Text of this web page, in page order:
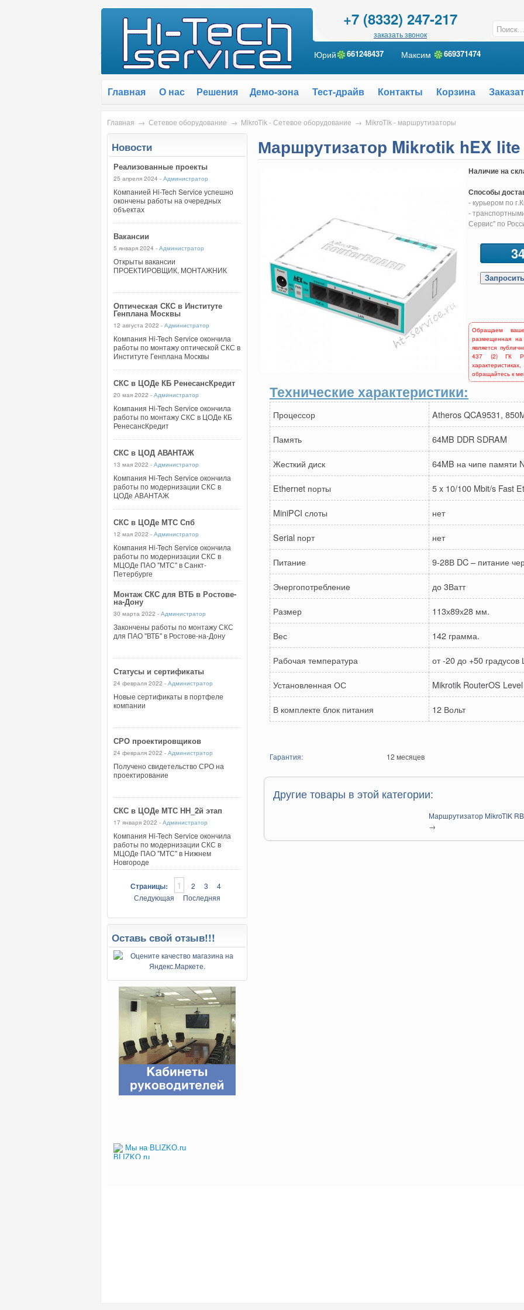
+7 (8332) 247-217
заказать звонок
Юрий 661248437 Максим 669371474
Главная О нас Решения Демо-зона Тест-драйв Контакты Корзина
Главная → Сетевое оборудование → MikroTik - Сетевое оборудование → MikroTik - маршрутизаторы
Новости
Реализованные проекты
25 апреля 2024 - Администратор
Компанией Hi-Tech Service успешно
окончены работы на очередных
объектах
Вакансии
5 января 2024 - Администратор
Открыты вакансии
ПРОЕКТИРОВЩИК, МОНТАЖНИК
Оптическая СКС в Институте
Генплана Москвы
12 августа 2022 - Администратор
Компания Hi-Tech Service окончила
работы по монтажу оптической СКС в
Институте Генплана Москвы
СКС в ЦОДе КБ РенесансКредит
20 мая 2022 - Администратор
Компания Hi-Tech Service окончила
работы по монтажу СКС в ЦОДе КБ
РенесансКредит
СКС в ЦОД АВАНТАЖ
13 мая 2022 - Администратор
Компания Hi-Tech Service окончила
работы по модернизации СКС в
ЦОДе АВАНТАЖ
СКС в ЦОДе МТС Спб
12 мая 2022 - Администратор
Компания Hi-Tech Service окончила
работы по модернизации СКС в
МЦОДе ПАО "МТС" в Санкт-
Петербурге
Монтаж СКС для ВТБ в Ростове-
на-Дону
30 марта 2022 - Администратор
Закончены работы по монтажу СКС
для ПАО "ВТБ" в Ростове-на-Дону
Статусы и сертификаты
24 февраля 2022 - Администратор
Новые сертификаты в портфеле
компании
СРО проектировщиков
24 февраля 2022 - Администратор
Получено свидетельство СРО на
проектирование
СКС в ЦОДе МТС НН_2й этап
17 января 2022 - Администратор
Компания Hi-Tech Service окончила
работы по модернизации СКС в
МЦОДе ПАО "МТС" в Нижнем
Новгороде
Страницы: 1 2 3
4
Следующая
Последняя
Оставь свой отзыв!!!
Мы на BLIZKO.ru
Маршрутизатор Mikrotik hEX lite
Наличие на
Способы
- курьером по
-
Сервис" по
Обращаем
размещенная
является
437 (2) ГК
обращайтесь к
Технические характеристики:
Процессор
Atheros QCA9531,
Память
64MB DDR SDRAM
Жесткий диск
64MB на чипе памяти
Ethernet порты
5 x 10/100 Mbit/s Fast
MiniPCI слоты
нет
Serial порт
нет
Питание
9-28В DC – питание
Энергопотребление
до 3Ватт
Размер
113х89х28 мм.
Вес
142 грамма.
Рабочая температура
от -20 до +50 градусов
Установленная ОС
Mikrotik RouterOS
В комплекте блок питания
12 Вольт
Гарантия: 12 месяцев
Другие товары в этой категории:
Маршрутизатор MikroTIK
→